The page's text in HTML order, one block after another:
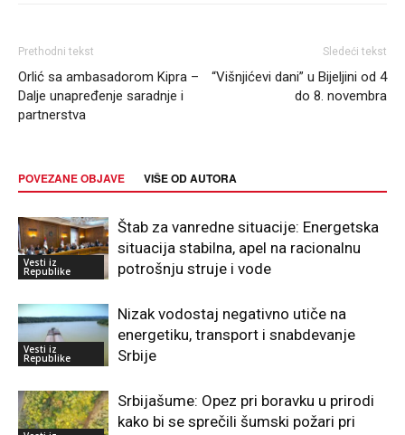
Prethodni tekst
Orlić sa ambasadorom Kipra –
Dalje unapređenje saradnje i
partnerstva
Sledeći tekst
“Višnjićevi dani” u Bijeljini od 4
do 8. novembra
POVEZANE OBJAVE VIŠE OD AUTORA
Vesti iz
Republike
Štab za vanredne situacije: Energetska
situacija stabilna, apel na racionalnu
potrošnju struje i vode
Vesti iz
Republike
Nizak vodostaj negativno utiče na
energetiku, transport i snabdevanje
Srbije
Srbijašume: Opez pri boravku u prirodi
kako bi se sprečili šumski požari pri